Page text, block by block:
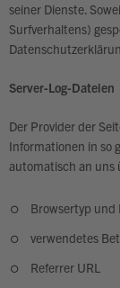
seiner Dienste.
Surfverhaltens)
Server-Log-Dateien
Der Provider der
Informationen in so
automatisch an uns
Browsertyp und
verwendetes
Referrer URL